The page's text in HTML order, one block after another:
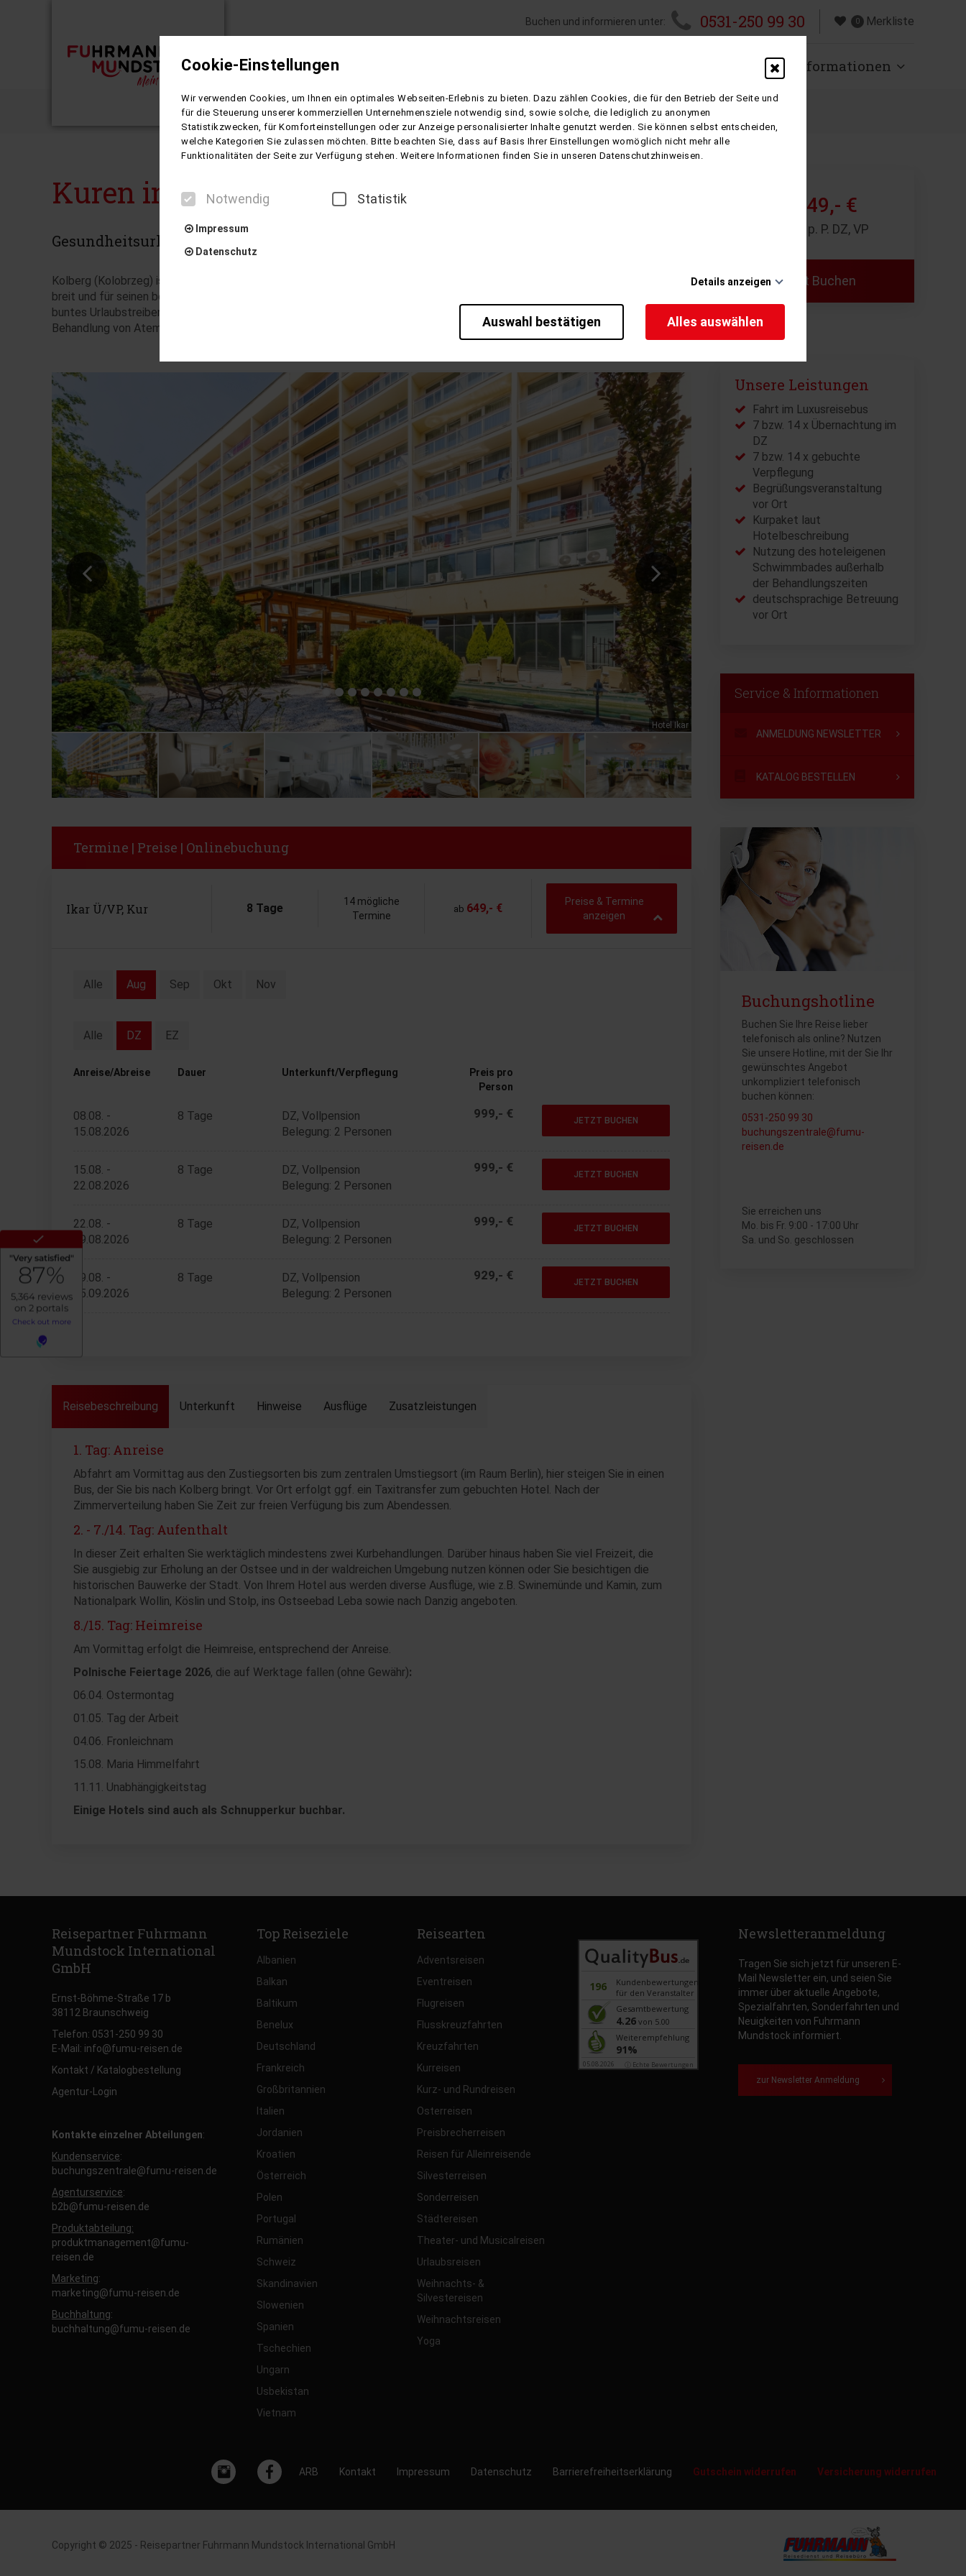
0 Merkliste
Buchen und informieren unter: 0531-250 99 30
Busreisen Flugreisen Informationen
Kuren in Kolberg - Hotel Ikar
Kuren in Kolberg - °°°Kurhotel Ikar
Gesundheitsurlaub an der polnischen Ostsee
Kolberg (Kolobrzeg) ist eine der ältesten Städte Ostpommerns und der größte Kurort in Polen. Der Strand von Kolberg ist sehr
breit und für seinen besonders feinkörnigen Sand bekannt. Während der Sommermonate herrscht hier überall ein lebhaftes,
buntes Urlaubstreiben. Die sehr saubere, jod- und eisenhaltige Seeluft wird als natürliches Heilmittel, insbesondere bei der
Behandlung von Atemwegserkrankungen genutzt.
Hotel Ikar
Termine | Preise | Onlinebuchung
Ikar Ü/VP, Kur 8 Tage
14 mögliche
Termine
ab 649,- €
Preise & Termine
anzeigen
Alle Aug Sep Okt Nov
Alle DZ EZ
Anreise/Abreise Dauer Unterkunft/Verpflegung
Preis pro
Person
08.08. -
15.08.2026
8 Tage
DZ, Vollpension
Belegung: 2 Personen
999,- € JETZT BUCHEN
15.08. -
22.08.2026
8 Tage
DZ, Vollpension
Belegung: 2 Personen
999,- € JETZT BUCHEN
22.08. -
29.08.2026
8 Tage
DZ, Vollpension
Belegung: 2 Personen
999,- € JETZT BUCHEN
29.08. -
05.09.2026
8 Tage
DZ, Vollpension
Belegung: 2 Personen
929,- € JETZT BUCHEN
Reisebeschreibung Unterkunft Hinweise Ausflüge Zusatzleistungen
1. Tag: Anreise
Abfahrt am Vormittag aus den Zustiegsorten bis zum zentralen Umstiegsort (im Raum Berlin), hier steigen Sie in einen
Bus, der Sie bis nach Kolberg bringt. Vor Ort erfolgt ggf. ein Taxitransfer zum gebuchten Hotel. Nach der
Zimmerverteilung haben Sie Zeit zur freien Verfügung bis zum Abendessen.
2. - 7./14. Tag: Aufenthalt
In dieser Zeit erhalten Sie werktäglich mindestens zwei Kurbehandlungen. Darüber hinaus haben Sie viel Freizeit, die
Sie ausgiebig zur Erholung an der Ostsee und in der waldreichen Umgebung nutzen können oder Sie besichtigen die
historischen Bauwerke der Stadt. Von Ihrem Hotel aus werden diverse Ausflüge, wie z.B. Swinemünde und Kamin, zum
Nationalpark Wollin, Köslin und Stolp, ins Ostseebad Leba sowie nach Danzig angeboten.
8./15. Tag: Heimreise
Am Vormittag erfolgt die Heimreise, entsprechend der Anreise.
Polnische Feiertage 2026, die auf Werktage fallen (ohne Gewähr):
06.04. Ostermontag
01.05. Tag der Arbeit
04.06. Fronleichnam
15.08. Maria Himmelfahrt
11.11. Unabhängigkeitstag
Einige Hotels sind auch als Schnupperkur buchbar.
649,- €
8 Tage p. P. DZ, VP
Jetzt Buchen
Unsere Leistungen
Fahrt im Luxusreisebus
7 bzw. 14 x Übernachtung im
DZ
7 bzw. 14 x gebuchte
Verpflegung
Begrüßungsveranstaltung
vor Ort
Kurpaket laut
Hotelbeschreibung
Nutzung des hoteleigenen
Schwimmbades außerhalb
der Behandlungszeiten
deutschsprachige Betreuung
vor Ort
Service & Informationen
ANMELDUNG NEWSLETTER
KATALOG BESTELLEN
Buchungshotline
Buchen Sie Ihre Reise lieber
telefonisch als online? Nutzen
Sie unsere Hotline, mit der Sie Ihr
gewünschtes Angebot
unkompliziert telefonisch
buchen können:
0531-250 99 30
buchungszentrale@fumu-
reisen.de
Sie erreichen uns
Mo. bis Fr. 9:00 - 17:00 Uhr
Sa. und So. geschlossen
Reisepartner Fuhrmann
Mundstock International
GmbH
Ernst-Böhme-Straße 17 b
38112 Braunschweig
Telefon: 0531-250 99 30
E-Mail: info@fumu-reisen.de
Kontakt / Katalogbestellung
Agentur-Login
Kontakte einzelner Abteilungen:
Kundenservice:
buchungszentrale@fumu-reisen.de
Agenturservice:
b2b@fumu-reisen.de
Produktabteilung:
produktmanagement@fumu-
reisen.de
Marketing:
marketing@fumu-reisen.de
Buchhaltung:
buchhaltung@fumu-reisen.de
Top Reiseziele
Albanien
Balkan
Baltikum
Benelux
Deutschland
Frankreich
Großbritannien
Italien
Jordanien
Kroatien
Österreich
Polen
Portugal
Rumänien
Schweiz
Skandinavien
Slowenien
Spanien
Tschechien
Ungarn
Usbekistan
Vietnam
Reisearten
Adventsreisen
Eventreisen
Flugreisen
Flusskreuzfahrten
Kreuzfahrten
Kurreisen
Kurz- und Rundreisen
Osterreisen
Preisbrecherreisen
Reisen für Alleinreisende
Silvesterreisen
Sonderreisen
Städtereisen
Theater- und Musicalreisen
Urlaubsreisen
Weihnachts- &
Silvestereisen
Weihnachtsreisen
Yoga
196
Kundenbewertungen
für den Veranstalter
Gesamtbewertung
4.26von 5.00
Weiterempfehlung
91%
05.08.2026 ⓘ Echte Bewertungen
Newsletteranmeldung
Tragen Sie sich jetzt für unseren E-
Mail Newsletter ein, und seien Sie
immer über aktuelle Angebote,
Spezialfahrten, Sonderfahrten und
Neuigkeiten von Fuhrmann
Mundstock informiert.
zur Newsletter Anmeldung
ARB Kontakt Impressum Datenschutz Barrierefreiheitserklärung Gutschein widerrufen Versicherung widerrufen
Copyright © 2025 - Reisepartner Fuhrmann Mundstock International GmbH
Cookie-Einstellungen
Wir verwenden Cookies, um Ihnen ein optimales Webseiten-Erlebnis zu bieten. Dazu zählen Cookies, die für den Betrieb der Seite und
für die Steuerung unserer kommerziellen Unternehmensziele notwendig sind, sowie solche, die lediglich zu anonymen
Statistikzwecken, für Komforteinstellungen oder zur Anzeige personalisierter Inhalte genutzt werden. Sie können selbst entscheiden,
welche Kategorien Sie zulassen möchten. Bitte beachten Sie, dass auf Basis Ihrer Einstellungen womöglich nicht mehr alle
Funktionalitäten der Seite zur Verfügung stehen. Weitere Informationen finden Sie in unseren Datenschutzhinweisen.
Notwendig Statistik
Impressum
Datenschutz
Details anzeigen
Diese Cookies sind für den Betrieb der Seite unbedingt notwendig und ermöglichen beispielsweise sicherheitsrelevante
Funktionalitäten. Außerdem können wir mit dieser Art von Cookies ebenfalls erkennen, ob Sie in Ihrem Profil eingeloggt bleiben
Um unser Angebot und unsere Webseite weiter zu verbessern, erfassen wir anonymisierte Daten für Statistiken und Analysen. Mithilfe
dieser Cookies können wir beispielsweise die Besucherzahlen und den Effekt bestimmter Seiten unseres Web-Auftritts ermitteln und
unsere Inhalte optimieren.
Auswahl bestätigen Alles auswählen